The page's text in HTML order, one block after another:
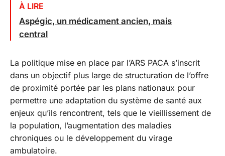
À LIRE
Aspégic, un médicament ancien, mais
central
La politique mise en place par l’ARS PACA s’inscrit
dans un objectif plus large de structuration de l’offre
de proximité portée par les plans nationaux pour
permettre une adaptation du système de santé aux
enjeux qu’ils rencontrent, tels que le vieillissement de
la population, l’augmentation des maladies
chroniques ou le développement du virage
ambulatoire.